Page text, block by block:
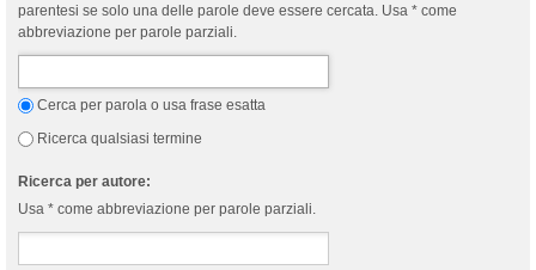
parentesi se solo una delle parole deve essere cercata. Usa * come
abbreviazione per parole parziali.
Cerca per parola o usa frase esatta
Ricerca qualsiasi termine
Ricerca per autore:
Usa * come abbreviazione per parole parziali.